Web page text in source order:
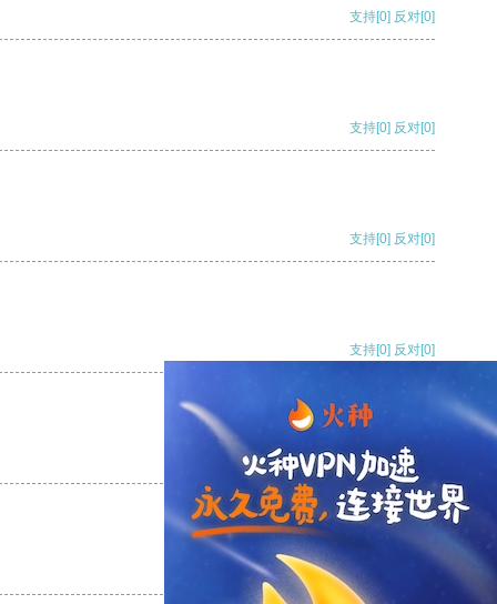
支持[0] 反对[0]
支持[0] 反对[0]
支持[0] 反对[0]
支持[0] 反对[0]
支持[0] 反对
支持